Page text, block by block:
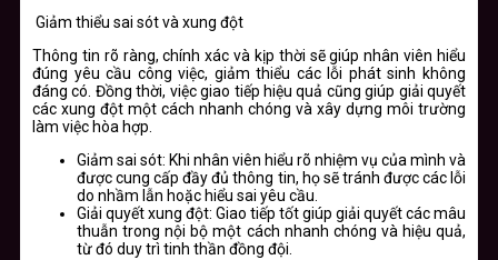
Giảm thiểu sai sót và xung đột
Thông tin rõ ràng, chính xác và kịp thời sẽ giúp nhân viên hiểu
đúng yêu cầu công việc, giảm thiểu các lỗi phát sinh không
đáng có. Đồng thời, việc giao tiếp hiệu quả cũng giúp giải quyết
các xung đột một cách nhanh chóng và xây dựng môi trường
làm việc hòa hợp.
Giảm sai sót: Khi nhân viên hiểu rõ nhiệm vụ của mình và
được cung cấp đầy đủ thông tin, họ sẽ tránh được các lỗi
do nhầm lẫn hoặc hiểu sai yêu cầu.
Giải quyết xung đột: Giao tiếp tốt giúp giải quyết các mâu
thuẫn trong nội bộ một cách nhanh chóng và hiệu quả,
từ đó duy trì tinh thần đồng đội.